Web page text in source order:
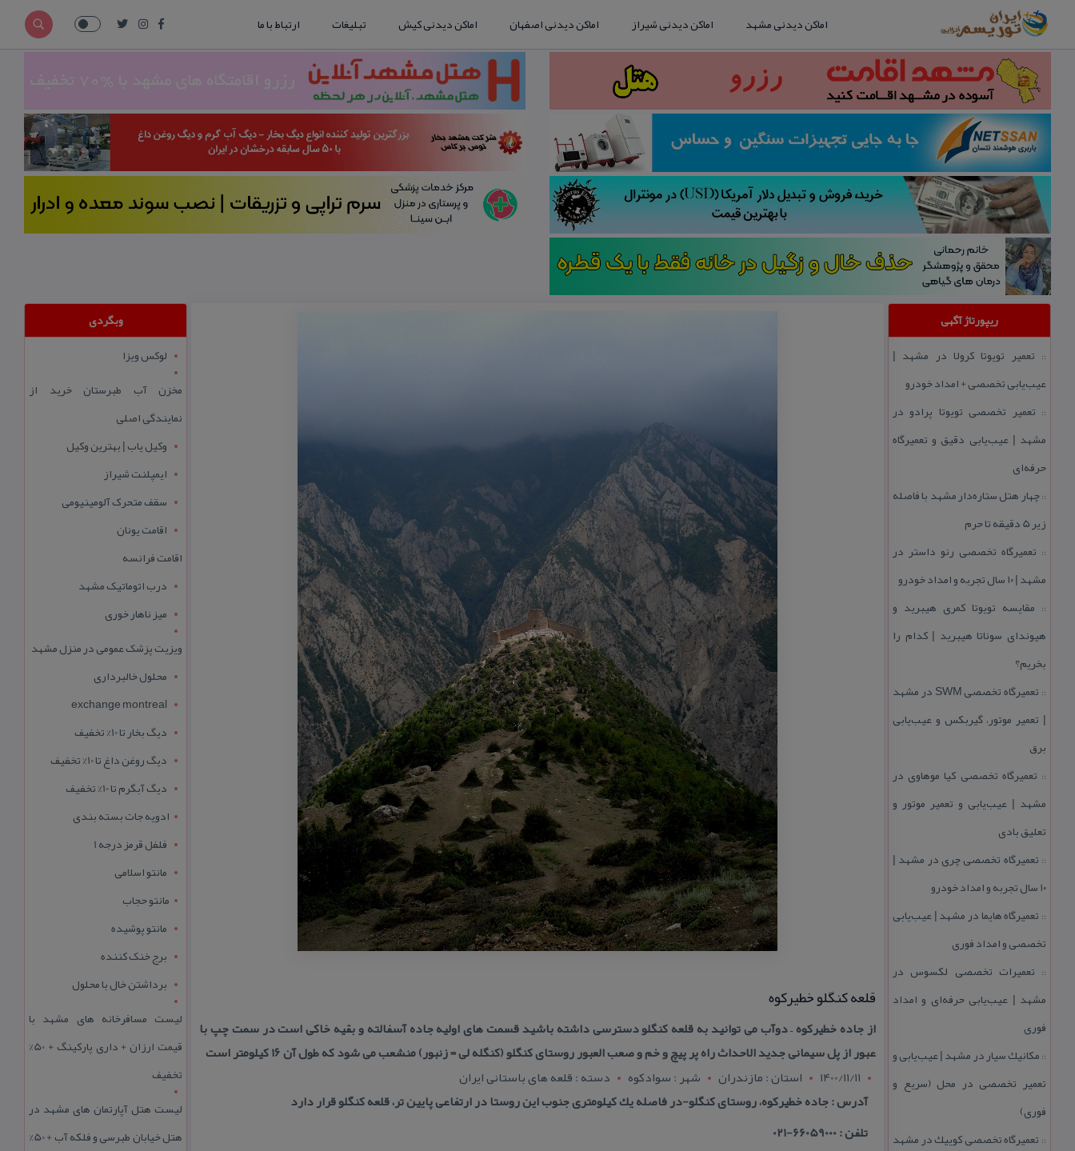
اماکن دیدنی مشهد اماکن دیدنی شیراز اماکن دیدنی اصفهان اماکن دیدنی کیش تبلیغات ارتباط با ما
ریپورتاژ آگهی
:: تعمیر تویوتا كرولا در مشهد |
عیب‌یابی تخصصی + امداد خودرو
:: تعمیر تخصصی تویوتا پرادو در
مشهد | عیب‌یابی دقیق و تعمیرگاه
حرفه‌ای
::چهار هتل‌ ستاره‌دار مشهد با فاصله
زیر 5 دقیقه تا حرم
:: تعمیرگاه تخصصی رنو داستر در
مشهد | ۱۰ سال تجربه و امداد خودرو
:: مقایسه تویوتا كمری هیبرید و
هیوندای سوناتا هیبرید | كدام را
بخریم؟
::
تعمیرگاه تخصصی SWM در مشهد
| تعمیر موتور، گیربكس و عیب‌یابی
برق
:: تعمیرگاه تخصصی كیا موهاوی در
مشهد | عیب‌یابی و تعمیر موتور و
تعلیق بادی
:: تعمیرگاه تخصصی چری در مشهد |
۱۰ سال تجربه و امداد خودرو
:: تعمیرگاه هایما در مشهد | عیب‌یابی
تخصصی و امداد فوری
:: تعمیرات تخصصی لكسوس در
مشهد | عیب‌یابی حرفه‌ای و امداد
فوری
:: مكانیك سیار در مشهد | عیب‌یابی و
تعمیر تخصصی در محل (سریع و
فوری)
:: تعمیرگاه تخصصی كوییك در مشهد
قلعه كنگلو خطیركوه
از جاده خطیركوه – دوآب می توانید به قلعه كنگلو دسترسی داشته باشید قسمت های اولیه جاده آسفالته و بقیه خاكی است در سمت چپ با
عبور از پل سیمانی جدید الاحداث راه پر پیچ و خم و صعب العبور روستای كنگلو (كنگله لی = زنبور) منشعب می شود كه طول آن ۱۶ كیلومتر است
1400/11/11
استان : مازندران شهر : سوادكوه
دسته : قلعه های باستانی ایران
آدرس : جاده خطیركوه، روستای كنگلو-در فاصله یك كیلومتری جنوب این روستا در ارتفاعی پایین تر، قلعه كنگلو قرار دارد
تلفن : 66059000-021
وبگردی
لوکس ویزا
مخزن آب طبرستان خرید از
نمایندگی اصلی
وکیل یاب | بهترین وکیل
ایمپلنت شیراز
سقف متحرک آلومینیومی
اقامت یونان
اقامت فرانسه
درب اتوماتیک مشهد
میز ناهار خوری
ویزیت پزشک عمومی در منزل مشهد
محلول خالبرداری
exchange montreal
دیگ بخار تا 10% تخفیف
دیگ روغن داغ تا 10% تخفیف
دیگ آبگرم تا 10% تخفیف
ادویه جات بسته بندی
فلفل قرمز درجه 1
مانتو اسلامی
مانتو حجاب
مانتو پوشیده
برج خنک کننده
برداشتن خال با محلول
لیست مسافرخانه های مشهد با
قیمت ارزان + داری پارکینگ + 50%
تخفیف
لیست هتل آپارتمان های مشهد در
هتل خیابان طبرسی و فلکه آب + 50%